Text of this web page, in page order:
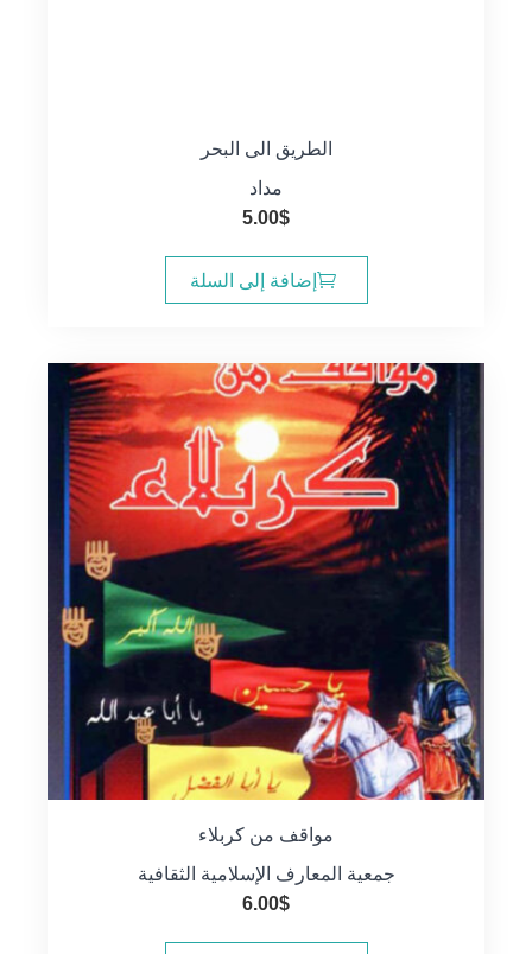
الطريق الى البحر
مداد
5.00$
إضافة إلى السلة
مواقف من كربلاء
جمعية المعارف الإسلامية الثقافية
6.00$